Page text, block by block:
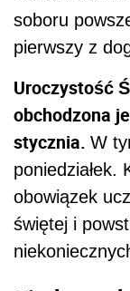
soboru
pierwszy z
Uroczystość
obchodzona
stycznia. W
poniedziałek.
obowiązek
świętej i